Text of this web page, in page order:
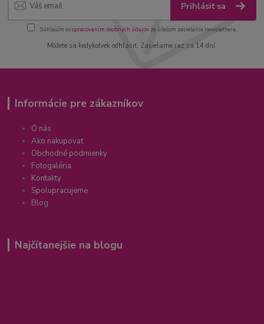
Prihlásiť sa
Súhlasím sospracovaním osobných údajov za účelom zasielania newslettera.
Môžete sa kedykoľvek odhlásiť. Zasielame raz za 14 dní.
Informácie pre zákazníkov
O nás
Ako nakupovať
Obchodné podmienky
Fotogaléria
Kontakty
Spolupracujeme
Blog
Najčítanejšie na blogu